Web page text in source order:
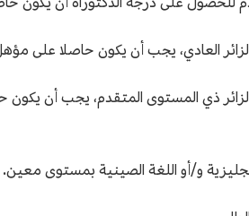
العادي، يجب أن يكون حاصلا على مؤهل
ذي المستوى المتقدم، يجب أن